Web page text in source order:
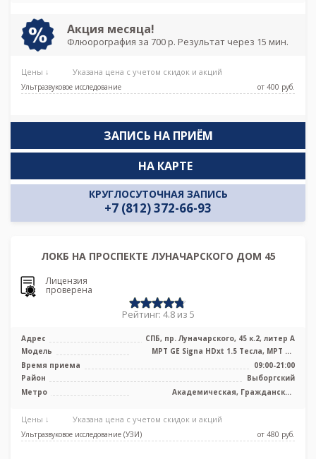
Акция месяца!
Флюорография за 700 р. Результат через 15 мин.
Цены ↓ Указана цена с учетом скидок и акций
Ультразвуковое исследование от 400 pуб.
ЗАПИСЬ НА ПРИЁМ
КРУГЛОСУТОЧНАЯ ЗАПИСЬ
+7 (812) 372-66-93
НА КАРТЕ
ЛОКБ НА ПРОСПЕКТЕ ЛУНАЧАРСКОГО ДОМ 45
Лицензия
проверена
Рейтинг: 4.8 из 5
Адрес
СПБ, пр. Луначарского, 45 к.2, литер А
Модель
МРТ GE Signa HDxt 1.5 Тесла, МРТ GE
Время приема
09:00-21:00
Район
Выборгский
Метро
Академическая, Гражданский
Цены ↓ Указана цена с учетом скидок и акций
Ультразвуковое исследование (УЗИ) от 480 pуб.